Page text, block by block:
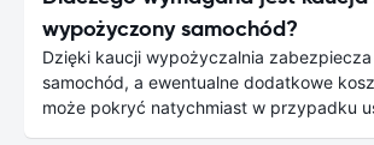
wypożyczony samochód?
Dzięki kaucji wypożyczalnia
samochód, a ewentualne dodatkowe
może pokryć natychmiast w przypadku